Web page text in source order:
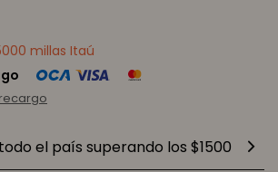
millas Itaú
el país superando los $1500